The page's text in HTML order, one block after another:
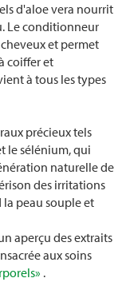
d'aloe vera nourrit
Le conditionneur
et permet
coiffer et
à tous les types
précieux tels
le sélénium, qui
naturelle de
des irritations
peau souple et
aperçu des extraits
aux soins
.